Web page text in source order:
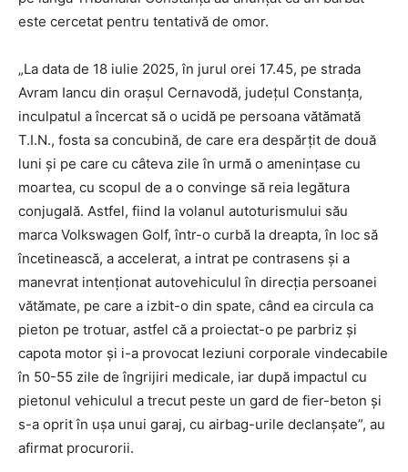
este cercetat pentru tentativă de omor.
„La data de 18 iulie 2025, în jurul orei 17.45, pe strada
Avram Iancu din oraşul Cernavodă, judeţul Constanţa,
inculpatul a încercat să o ucidă pe persoana vătămată
T.I.N., fosta sa concubină, de care era despărţit de două
luni şi pe care cu câteva zile în urmă o ameninţase cu
moartea, cu scopul de a o convinge să reia legătura
conjugală. Astfel, fiind la volanul autoturismului său
marca Volkswagen Golf, într-o curbă la dreapta, în loc să
încetinească, a accelerat, a intrat pe contrasens şi a
manevrat intenţionat autovehiculul în direcţia persoanei
vătămate, pe care a izbit-o din spate, când ea circula ca
pieton pe trotuar, astfel că a proiectat-o pe parbriz şi
capota motor şi i-a provocat leziuni corporale vindecabile
în 50-55 zile de îngrijiri medicale, iar după impactul cu
pietonul vehiculul a trecut peste un gard de fier-beton şi
s-a oprit în uşa unui garaj, cu airbag-urile declanşate”, au
afirmat procurorii.